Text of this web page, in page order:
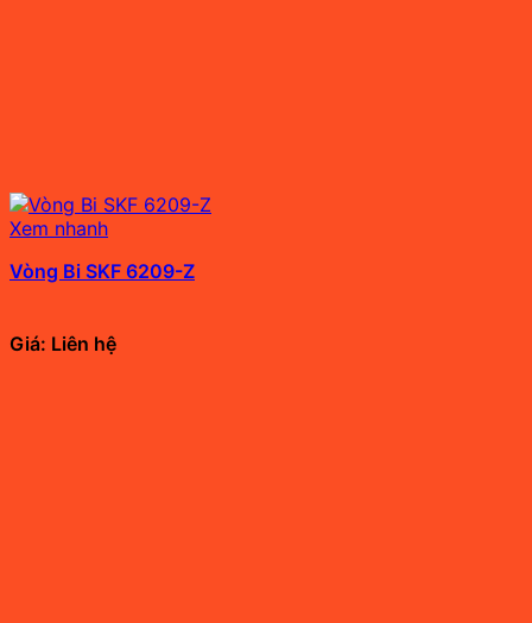
Xem nhanh
Vòng Bi SKF 6209-Z
Giá: Liên hệ